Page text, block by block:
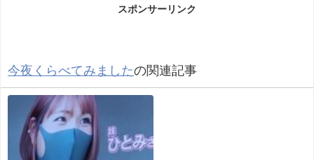
スポンサーリンク
今夜くらべてみましたの関連記事